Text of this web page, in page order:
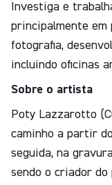
Investiga e
principalmente em
fotografia,
incluindo oficinas
Sobre o artista
Poty Lazzarotto
caminho a partir
seguida, na
sendo o criador